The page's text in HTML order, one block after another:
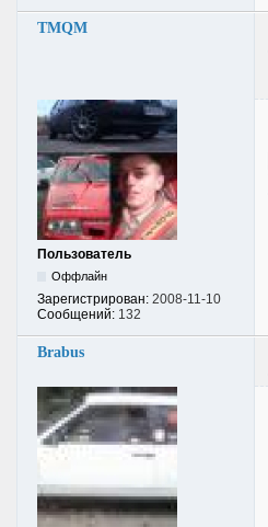
TMQM
Пользователь
Оффлайн
Зарегистрирован: 2008-11-10
Сообщений: 132
Brabus